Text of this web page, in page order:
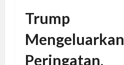
Trump
Mengeluarkan
Peringatan,